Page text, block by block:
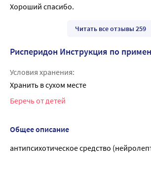
Хороший спасибо.
Читать все отзывы 259
Рисперидон Инструкция по
Условия хранения:
Хранить в сухом месте
Беречь от детей
Общее описание
антипсихотическое средство